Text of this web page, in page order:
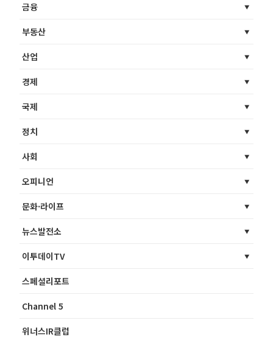
금융
부동산
산업
경제
국제
정치
사회
오피니언
문화·라이프
뉴스발전소
이투데이TV
스페셜리포트
Channel 5
위너스IR클럽